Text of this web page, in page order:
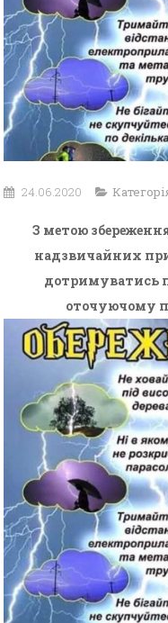
24.06.2020
З метою
надзвичайних
дотримуватись
оточуючому